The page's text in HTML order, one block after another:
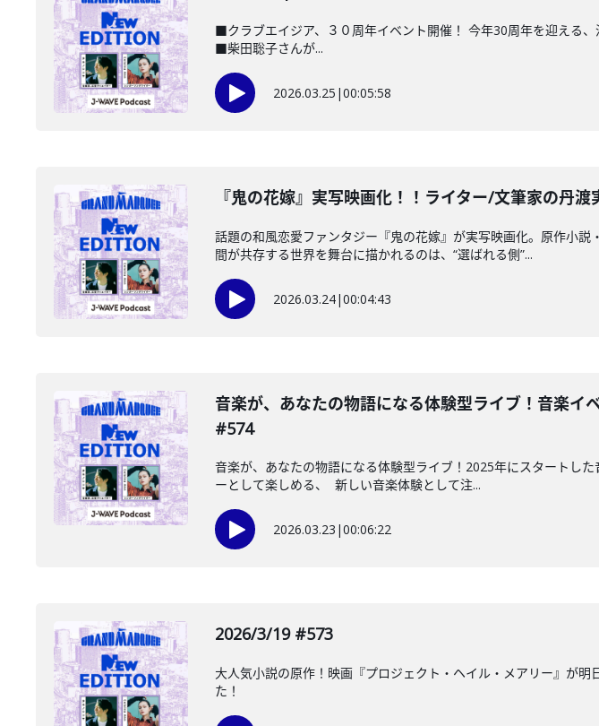
■クラブエイジア、３０周年イベント開催！ 今年30周年を迎える
■柴田聡子さんが...
2026.03.25 |00:05:58
『鬼の花嫁』実写映画化！！ライター/文筆家の丹
話題の和風恋愛ファンタジー『鬼の花嫁』が実写映画化。原作小
間が共存する世界を舞台に描かれるのは、“選ばれる側”...
2026.03.24|00:04:43
音楽が、あなたの物語になる体験型ライブ！音楽
#574
音楽が、あなたの物語になる体験型ライブ！2025年にスタートし
ーとして楽しめる、 新しい音楽体験として注...
2026.03.23 |00:06:22
2026/3/19 #573
大人気小説の原作！映画『プロジェクト・ヘイル・メアリー』が
た！